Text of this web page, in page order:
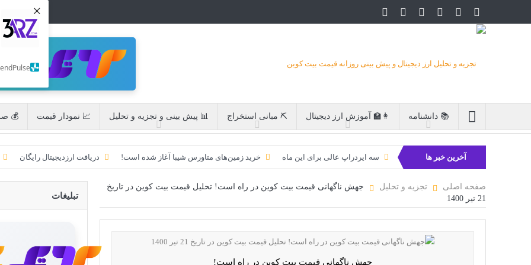
×
📚 دانشنامه 👩‍🏫 آموزش ارز دیجیتال ⛏ مبانی استخراج 📊 پیش بینی و تجزیه و تحلیل 📈 نمودار قیمت 💰
آخرین خبر ها دریافت ارزدیجیتال رایگان خرید زمین‌های متاورس شیبا آغاز شده است! سه ایردراپ عالی برای این ماه
CoinEx سریع ترین برند درحال رشد در خدمات مالی! تحریم ایران توسط استخر پولین!
ایردراپ رمزارز Morpher (MPH)
صفحه اصلی تجزیه و تحلیل
جهش ناگهانی قیمت بیت کوین در راه است! تحلیل قیمت بیت کوین در تاریخ
21 تیر 1400
جهش ناگهانی قیمت بیت کوین در راه است!
تبلیغات